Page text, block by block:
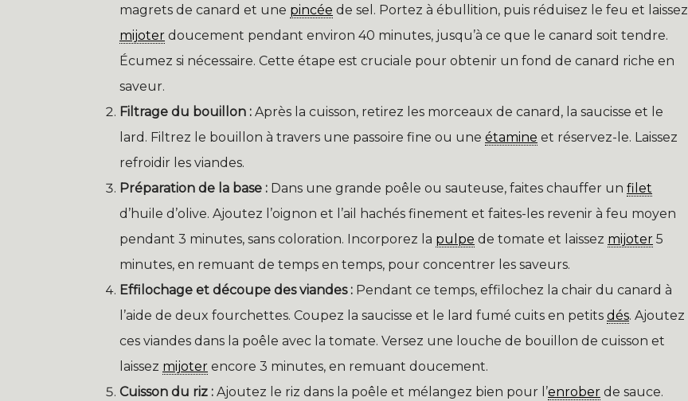
magrets de canard et une pincée de sel. Portez à ébullition, puis réduisez le feu et laissez
mijoter doucement pendant environ 40 minutes, jusqu’à ce que le canard soit tendre.
Écumez si nécessaire. Cette étape est cruciale pour obtenir un fond de canard riche en
saveur.
Filtrage du bouillon : Après la cuisson, retirez les morceaux de canard, la saucisse et le
lard. Filtrez le bouillon à travers une passoire fine ou une étamine et réservez-le. Laissez
refroidir les viandes.
Préparation de la base : Dans une grande poêle ou sauteuse, faites chauffer un filet
d’huile d’olive. Ajoutez l’oignon et l’ail hachés finement et faites-les revenir à feu moyen
pendant 3 minutes, sans coloration. Incorporez la pulpe de tomate et laissez mijoter 5
minutes, en remuant de temps en temps, pour concentrer les saveurs.
Effilochage et découpe des viandes : Pendant ce temps, effilochez la chair du canard à
l’aide de deux fourchettes. Coupez la saucisse et le lard fumé cuits en petits dés. Ajoutez
ces viandes dans la poêle avec la tomate. Versez une louche de bouillon de cuisson et
laissez mijoter encore 3 minutes, en remuant doucement.
Cuisson du riz : Ajoutez le riz dans la poêle et mélangez bien pour l’enrober de sauce.